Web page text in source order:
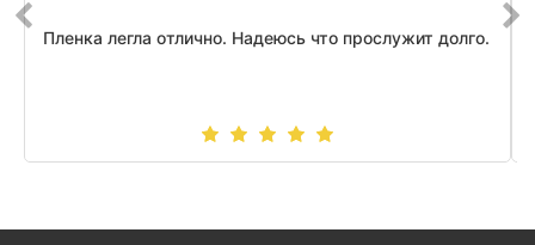
Пленка легла отлично. Надеюсь что прослужит долго.